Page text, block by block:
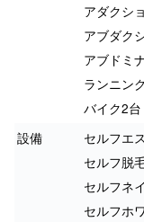
アダクシ
アブダク
アブドミ
ランニン
バイク2台
設備
セルフエ
セルフ脱
セルフネ
セルフホ